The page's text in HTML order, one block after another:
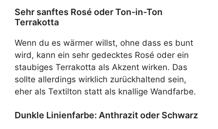
Sehr sanftes Rosé oder Ton-in-Ton
Terrakotta
Wenn du es wärmer willst, ohne dass es bunt
wird, kann ein sehr gedecktes Rosé oder ein
staubiges Terrakotta als Akzent wirken. Das
sollte allerdings wirklich zurückhaltend sein,
eher als Textilton statt als knallige Wandfarbe.
Dunkle Linienfarbe: Anthrazit oder Schwarz